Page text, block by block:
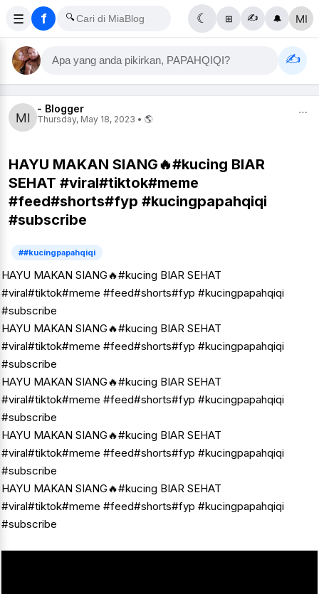
☰ f 🔍 ☾ ⊞ ✍️ 🔔
Apa yang anda pikirkan, PAPAHQIQI? ✍️
- Blogger
Thursday, May 18, 2023 • 🌎
⋯
HAYU MAKAN SIANG🔥#kucing BIAR
SEHAT #viral#tiktok#meme
#feed#shorts#fyp #kucingpapahqiqi
#subscribe
##kucingpapahqiqi
HAYU MAKAN SIANG🔥#kucing BIAR SEHAT
#viral#tiktok#meme #feed#shorts#fyp #kucingpapahqiqi
#subscribe
HAYU MAKAN SIANG🔥#kucing BIAR SEHAT
#viral#tiktok#meme #feed#shorts#fyp #kucingpapahqiqi
#subscribe
HAYU MAKAN SIANG🔥#kucing BIAR SEHAT
#viral#tiktok#meme #feed#shorts#fyp #kucingpapahqiqi
#subscribe
HAYU MAKAN SIANG🔥#kucing BIAR SEHAT
#viral#tiktok#meme #feed#shorts#fyp #kucingpapahqiqi
#subscribe
HAYU MAKAN SIANG🔥#kucing BIAR SEHAT
#viral#tiktok#meme #feed#shorts#fyp #kucingpapahqiqi
#subscribe